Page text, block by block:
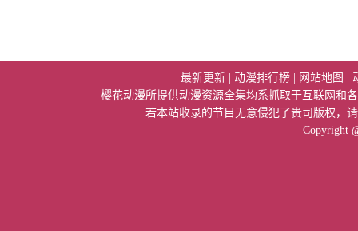
最新更新 动漫排行榜 网站地图
樱花动漫所提供动漫资源全集均系抓取于互联网和
若本站收录的节目无意侵犯了贵司版权，
Copyright